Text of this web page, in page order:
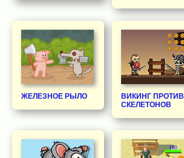
ЖЕЛЕЗНОЕ РЫЛО
ВИКИНГ ПРОТИВ
СКЕЛЕТОНОВ